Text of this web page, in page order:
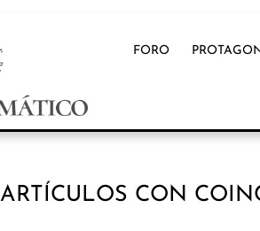
FORO
ARTÍCULOS CON